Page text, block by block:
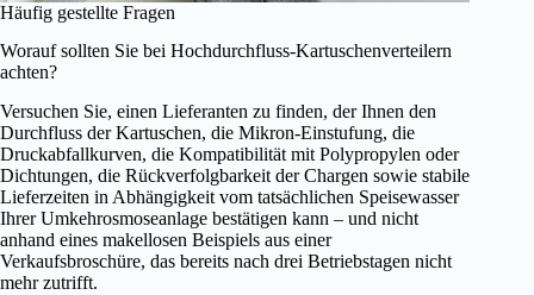
Häufig gestellte Fragen
Worauf sollten Sie bei Hochdurchfluss-Kartuschenverteilern
achten?
Versuchen Sie, einen Lieferanten zu finden, der Ihnen den
Durchfluss der Kartuschen, die Mikron-Einstufung, die
Druckabfallkurven, die Kompatibilität mit Polypropylen oder
Dichtungen, die Rückverfolgbarkeit der Chargen sowie stabile
Lieferzeiten in Abhängigkeit vom tatsächlichen Speisewasser
Ihrer Umkehrosmoseanlage bestätigen kann – und nicht
anhand eines makellosen Beispiels aus einer
Verkaufsbroschüre, das bereits nach drei Betriebstagen nicht
mehr zutrifft.